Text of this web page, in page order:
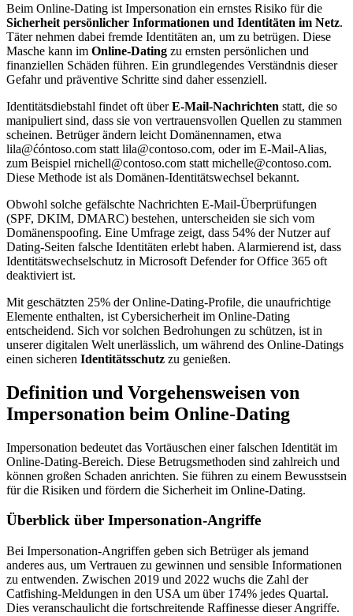
Beim Online-Dating ist Impersonation ein ernstes Risiko für die
Sicherheit persönlicher Informationen und Identitäten im Netz.
Täter nehmen dabei fremde Identitäten an, um zu betrügen. Diese
Masche kann im Online-Dating zu ernsten persönlichen und
finanziellen Schäden führen. Ein grundlegendes Verständnis dieser
Gefahr und präventive Schritte sind daher essenziell.
Identitätsdiebstahl findet oft überE-Mail-Nachrichten statt, die so
manipuliert sind, dass sie von vertrauensvollen Quellen zu stammen
scheinen. Betrüger ändern leicht Domänennamen, etwa
lila@ćóntoso.com statt lila@contoso.com, oder im E-Mail-Alias,
zum Beispiel rnichell@contoso.com statt michelle@contoso.com.
Diese Methode ist als Domänen-Identitätswechsel bekannt.
Obwohl solche gefälschte Nachrichten E-Mail-Überprüfungen
(SPF, DKIM, DMARC) bestehen, unterscheiden sie sich vom
Domänenspoofing. Eine Umfrage zeigt, dass 54% der Nutzer auf
Dating-Seiten falsche Identitäten erlebt haben. Alarmierend ist, dass
Identitätswechselschutz in Microsoft Defender for Office 365 oft
deaktiviert ist.
Mit geschätzten 25% der Online-Dating-Profile, die unaufrichtige
Elemente enthalten, ist Cybersicherheit im Online-Dating
entscheidend. Sich vor solchen Bedrohungen zu schützen, ist in
unserer digitalen Welt unerlässlich, um während des Online-Datings
einen sicheren Identitätsschutz zu genießen.
Definition und Vorgehensweisen von
Impersonation beim Online-Dating
Impersonation bedeutet das Vortäuschen einer falschen Identität im
Online-Dating-Bereich. Diese Betrugsmethoden sind zahlreich und
können großen Schaden anrichten. Sie führen zu einem Bewusstsein
für die Risiken und fördern die Sicherheit im Online-Dating.
Überblick über Impersonation-Angriffe
Bei Impersonation-Angriffen geben sich Betrüger als jemand
anderes aus, um Vertrauen zu gewinnen und sensible Informationen
zu entwenden. Zwischen 2019 und 2022 wuchs die Zahl der
Catfishing-Meldungen in den USA um über 174% jedes Quartal.
Dies veranschaulicht die fortschreitende Raffinesse dieser Angriffe.